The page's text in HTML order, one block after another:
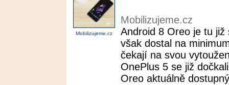
Mobilizujeme.cz
Mobilizujeme.cz
Android 8 Oreo je tu
však dostal na
čekají na svou
OnePlus 5 se již
Oreo aktuálně